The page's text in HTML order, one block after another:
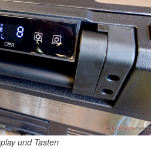
und Tasten